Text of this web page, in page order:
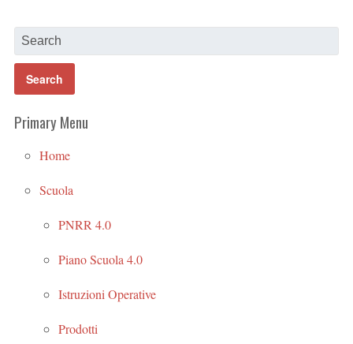
Primary Menu
Home
Scuola
PNRR 4.0
Piano Scuola 4.0
Istruzioni Operative
Prodotti